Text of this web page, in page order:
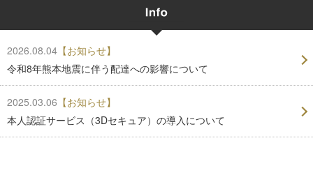
2026.08.04 【お知らせ】
令和8年熊本地震に伴う配達への影響について
2025.03.06 【お知らせ】
本人認証サービス（3Dセキュア）の導入について